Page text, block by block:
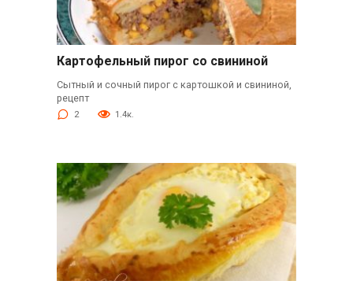
Картофельный пирог со свининой
Сытный и сочный пирог с картошкой и свининой,
рецепт
2 1.4к.